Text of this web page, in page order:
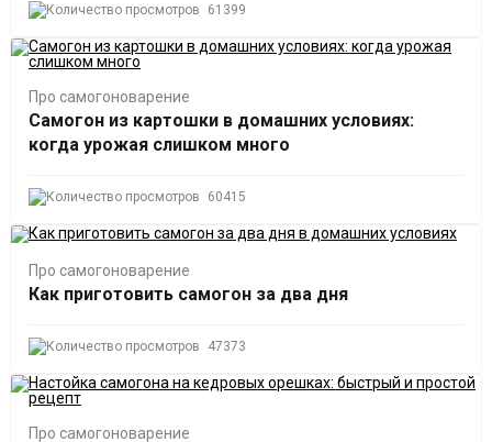
61399
Про самогоноварение
Самогон из картошки в домашних условиях:
когда урожая слишком много
60415
Про самогоноварение
Как приготовить самогон за два дня
47373
Про самогоноварение